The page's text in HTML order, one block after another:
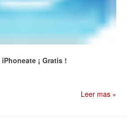
iPhoneate ¡ Gratis !
Leer mas »